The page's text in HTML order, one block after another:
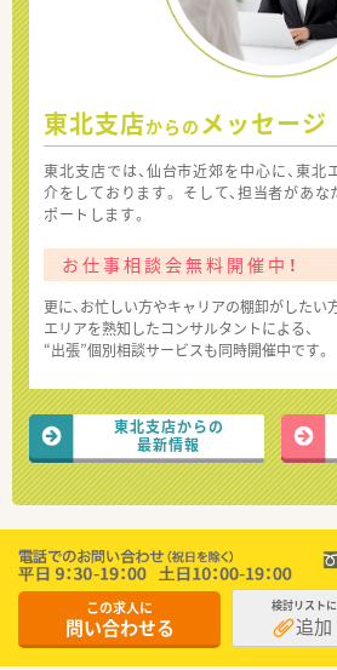
東北支店からの メッセージ
東北支店では、仙台市近郊を中心に、東
介をしております。 そして、担当者があ
ポートします。
お仕事相談会無料開催中！
更に、お忙しい方やキャリアの棚卸がしたい
エリアを熟知したコンサルタントによる、
“出張”個別相談サービスも同時開催中です。
東北支店からの
最新情報
この求人に
問い合わせる
検討リストに
追加